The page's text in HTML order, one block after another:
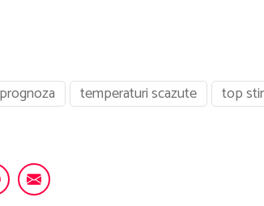
prognoza temperaturi scazute top